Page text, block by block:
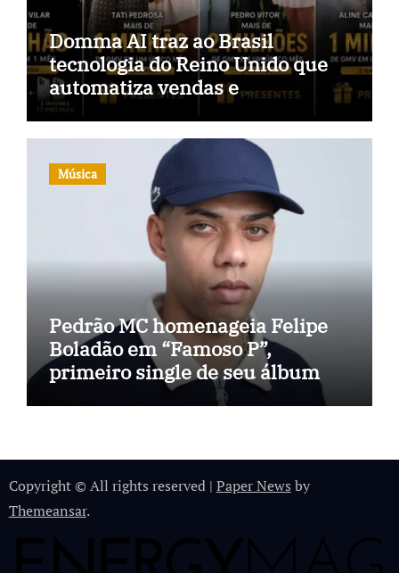
Domma AI traz ao Brasil
tecnologia do Reino Unido que
automatiza vendas e
inteligência no TikTok Shop
Música
Pedrão MC homenageia Felipe
Boladão em “Famoso P”,
primeiro single de seu álbum
Copyright © All rights reserved | Paper News by
Themeansar.